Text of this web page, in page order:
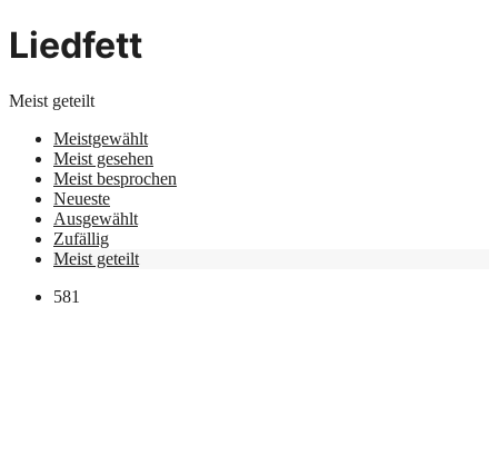
Liedfett
Meist geteilt
Meistgewählt
Meist gesehen
Meist besprochen
Neueste
Ausgewählt
Zufällig
Meist geteilt
581